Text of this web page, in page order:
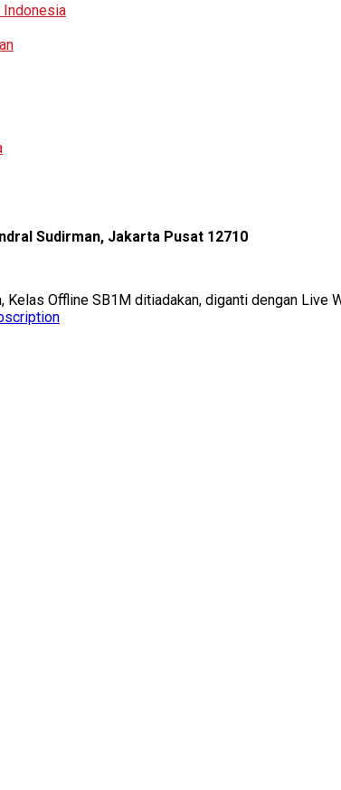
Indonesia
Sudirman, Jakarta Pusat 12710
Offline SB1M ditiadakan, diganti dengan Live